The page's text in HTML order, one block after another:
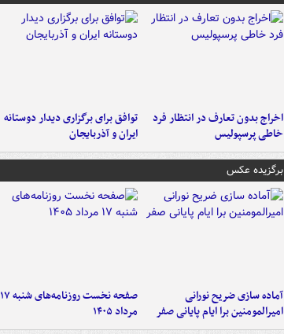
اخراج بدون تعارف در انتظار فرد
خاطی پرسپولیس
توافق برای برگزاری دیدار دوستانه
ایران و آذربایجان
برگزیده عکس
آماده سازی ضریح نورانی
امیرالمومنین برا ایام پایانی صفر
صفحه نخست روزنامه‌های شنبه ۱۷
مرداد ۱۴۰۵